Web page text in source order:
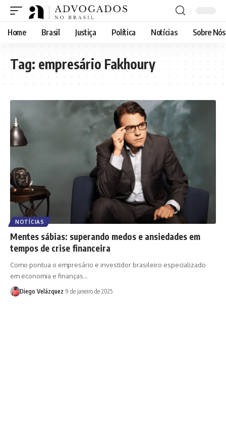
Home Brasil Justiça Política Notícias Sobre Nós
Tag: empresário Fakhoury
NOTÍCIAS
Mentes sábias: superando medos e ansiedades em
tempos de crise financeira
Como pontua o empresário e investidor brasileiro especializado
em economia e finanças…
Diego Velázquez 9 de janeiro de 2025